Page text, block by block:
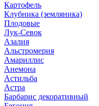
Картофель
Клубника (земляника)
Плодовые
Лук-Севок
Азалия
Альстромерия
Амариллис
Анемона
Астильба
Астра
Барбарис декоративный